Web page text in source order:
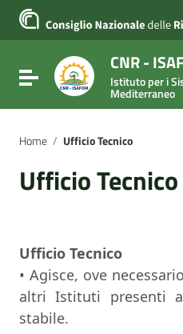
Vai ai contenuti
Vai al menu di navigazione
Vai al footer
Attiva / disattiva la
CNR -
Istituto per i
Mediterraneo
Home / Ufficio Tecnico
Ufficio Tecnico
Ufficio Tecnico
• Agisce, ove
altri Istituti presenti
stabile.